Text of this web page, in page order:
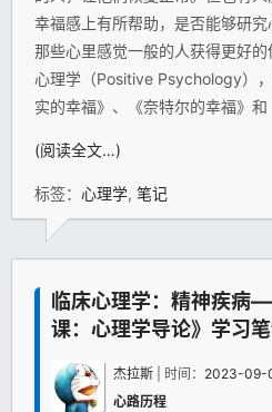
幸福感上有所帮助，是否能够研
那些心里感觉一般的人获得更好
心理学（Positive Psychology）
实的幸福》、《奈特尔的幸福》和
(阅读全文…)
标签： 心理学, 笔记
临床心理学：精神疾病
课：心理学导论》学习
杰拉斯 | 时间： 2023-09-
心路历程